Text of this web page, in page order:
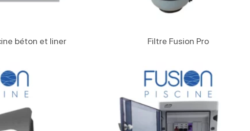
béton et liner Filtre Fusion Pro